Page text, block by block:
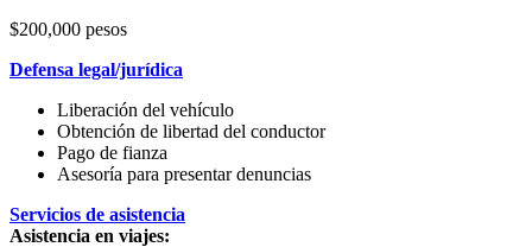
$200,000 pesos
Defensa legal/jurídica
Liberación del vehículo
Obtención de libertad del conductor
Pago de fianza
Asesoría para presentar denuncias
Servicios de asistencia
Asistencia en viajes: